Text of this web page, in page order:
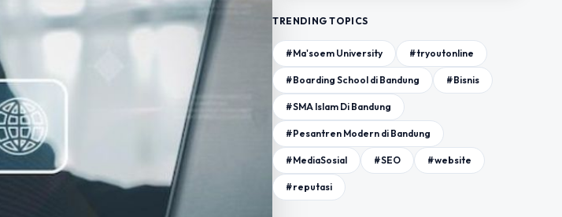
TRENDING TOPICS
#Ma'soem University #tryoutonline
#Boarding School di Bandung #Bisnis
#SMA Islam Di Bandung
#Pesantren Modern di Bandung
#MediaSosial #SEO #website
#reputasi